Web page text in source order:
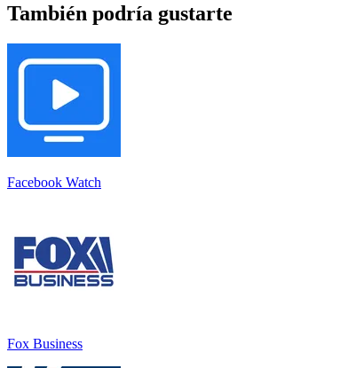
También podría gustarte
Facebook Watch
Fox Business